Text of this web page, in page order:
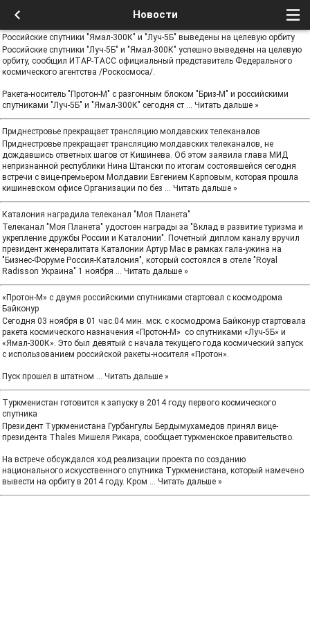
Новости
Российские спутники "Ямал-300К" и "Луч-5Б" выведены на целевую орбиту
Российские спутники "Луч-5Б" и "Ямал-300К" успешно выведены на целевую
орбиту, сообщил ИТАР-ТАСС официальный представитель Федерального
космического агентства /Роскосмоса/.
Ракета-носитель "Протон-М" с разгонным блоком "Бриз-М" и российскими
спутниками "Луч-5Б" и "Ямал-300К" сегодня ст ... Читать дальше »
Приднестровье прекращает трансляцию молдавских телеканалов
Приднестровье прекращает трансляцию молдавских телеканалов, не
дождавшись ответных шагов от Кишинева. Об этом заявила глава МИД
непризнанной республики Нина Штански по итогам состоявшейся сегодня
встречи с вице-премьером Молдавии Евгением Карповым, которая прошла
кишиневском офисе Организации по без ... Читать дальше »
Каталония наградила телеканал "Моя Планета"
Телеканал "Моя Планета" удостоен награды за "Вклад в развитие туризма и
укрепление дружбы России и Каталонии". Почетный диплом каналу вручил
президент женералитата Каталонии Артур Мас в рамках гала-ужина на
"Бизнес-Форуме Россия-Каталония", который состоялся в отеле "Royal
Radisson Украина" 1 ноября ... Читать дальше »
«Протон-М» с двумя российскими спутниками стартовал с космодрома
Байконур
Сегодня 03 ноября в 01 час.04 мин. мск. с космодрома Байконур стартовала
ракета космического назначения «Протон-М» со спутниками «Луч-5Б» и
«Ямал-300К». Это был девятый с начала текущего года космический запуск
с использованием российской ракеты-носителя «Протон».
Пуск прошел в штатном ... Читать дальше »
Туркменистан готовится к запуску в 2014 году первого космического
спутника
Президент Туркменистана Гурбангулы Бердымухамедов принял вице-
президента Thales Мишеля Рикара, сообщает туркменское правительство.
На встрече обсуждался ход реализации проекта по созданию
национального искусственного спутника Туркменистана, который намечено
вывести на орбиту в 2014 году. Кром ... Читать дальше »